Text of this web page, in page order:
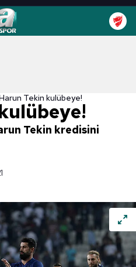
Tekin kulübeye!
Tekin kredisini